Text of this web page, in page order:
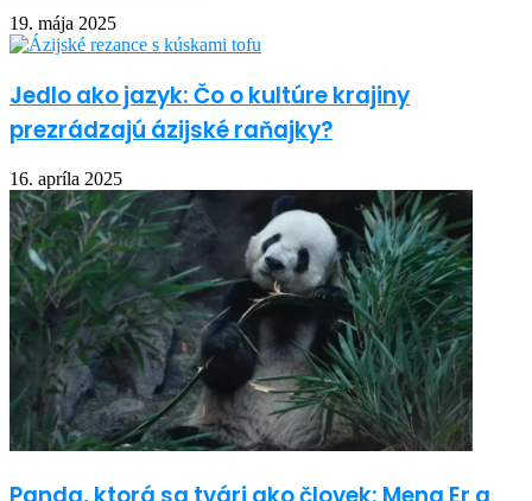
19. mája 2025
Jedlo ako jazyk: Čo o kultúre krajiny
prezrádzajú ázijské raňajky?
16. apríla 2025